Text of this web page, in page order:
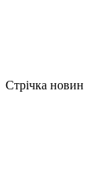
Стрічка новин